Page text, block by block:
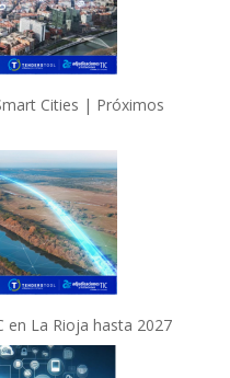
Cities | Próximos
en La Rioja hasta 2027